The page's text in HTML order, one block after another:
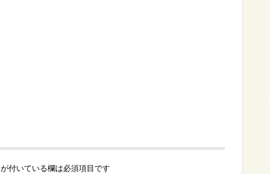
が付いている欄は必須項目です